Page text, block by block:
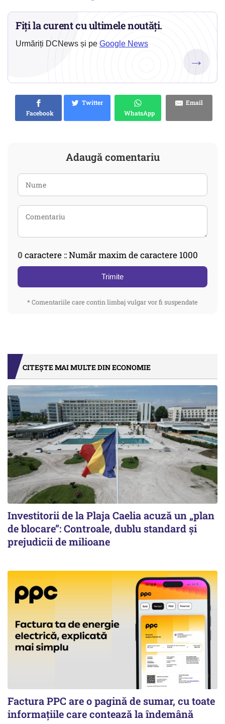
Fiți la curent cu ultimele noutăți.
Urmăriți DCNews și pe Google News
→
Facebook
Twitter
WhatsApp
Email
Adaugă comentariu
0 caractere :: Număr maxim de caractere 1000
Trimite
* Comentariile care contin limbaj vulgar vor fi suspendate
CITEȘTE MAI MULTE DIN ECONOMIE
Investitorii de la Plaja Caelia acuză un „plan
de blocare”: Controale, dublu standard și
prejudicii de milioane
Factura PPC are o pagină de sumar, cu toate
informațiile care contează la îndemână